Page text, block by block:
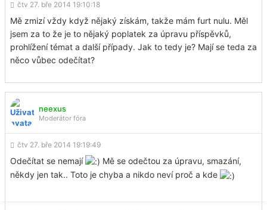
čtv 27. bře 2014 19:10:18
Mě zmizí vždy když nějaký získám, takže mám furt nulu. Měl
jsem za to že je to nějaký poplatek za úpravu příspěvků,
prohlížení témat a další případy. Jak to tedy je? Mají se teda za
něco vůbec odečítat?
neexus
Moderátor fóra
čtv 27. bře 2014 19:19:49
Odečítat se nemají
Mě se odečtou za úpravu, smazání,
někdy jen tak.. Toto je chyba a nikdo neví proč a kde